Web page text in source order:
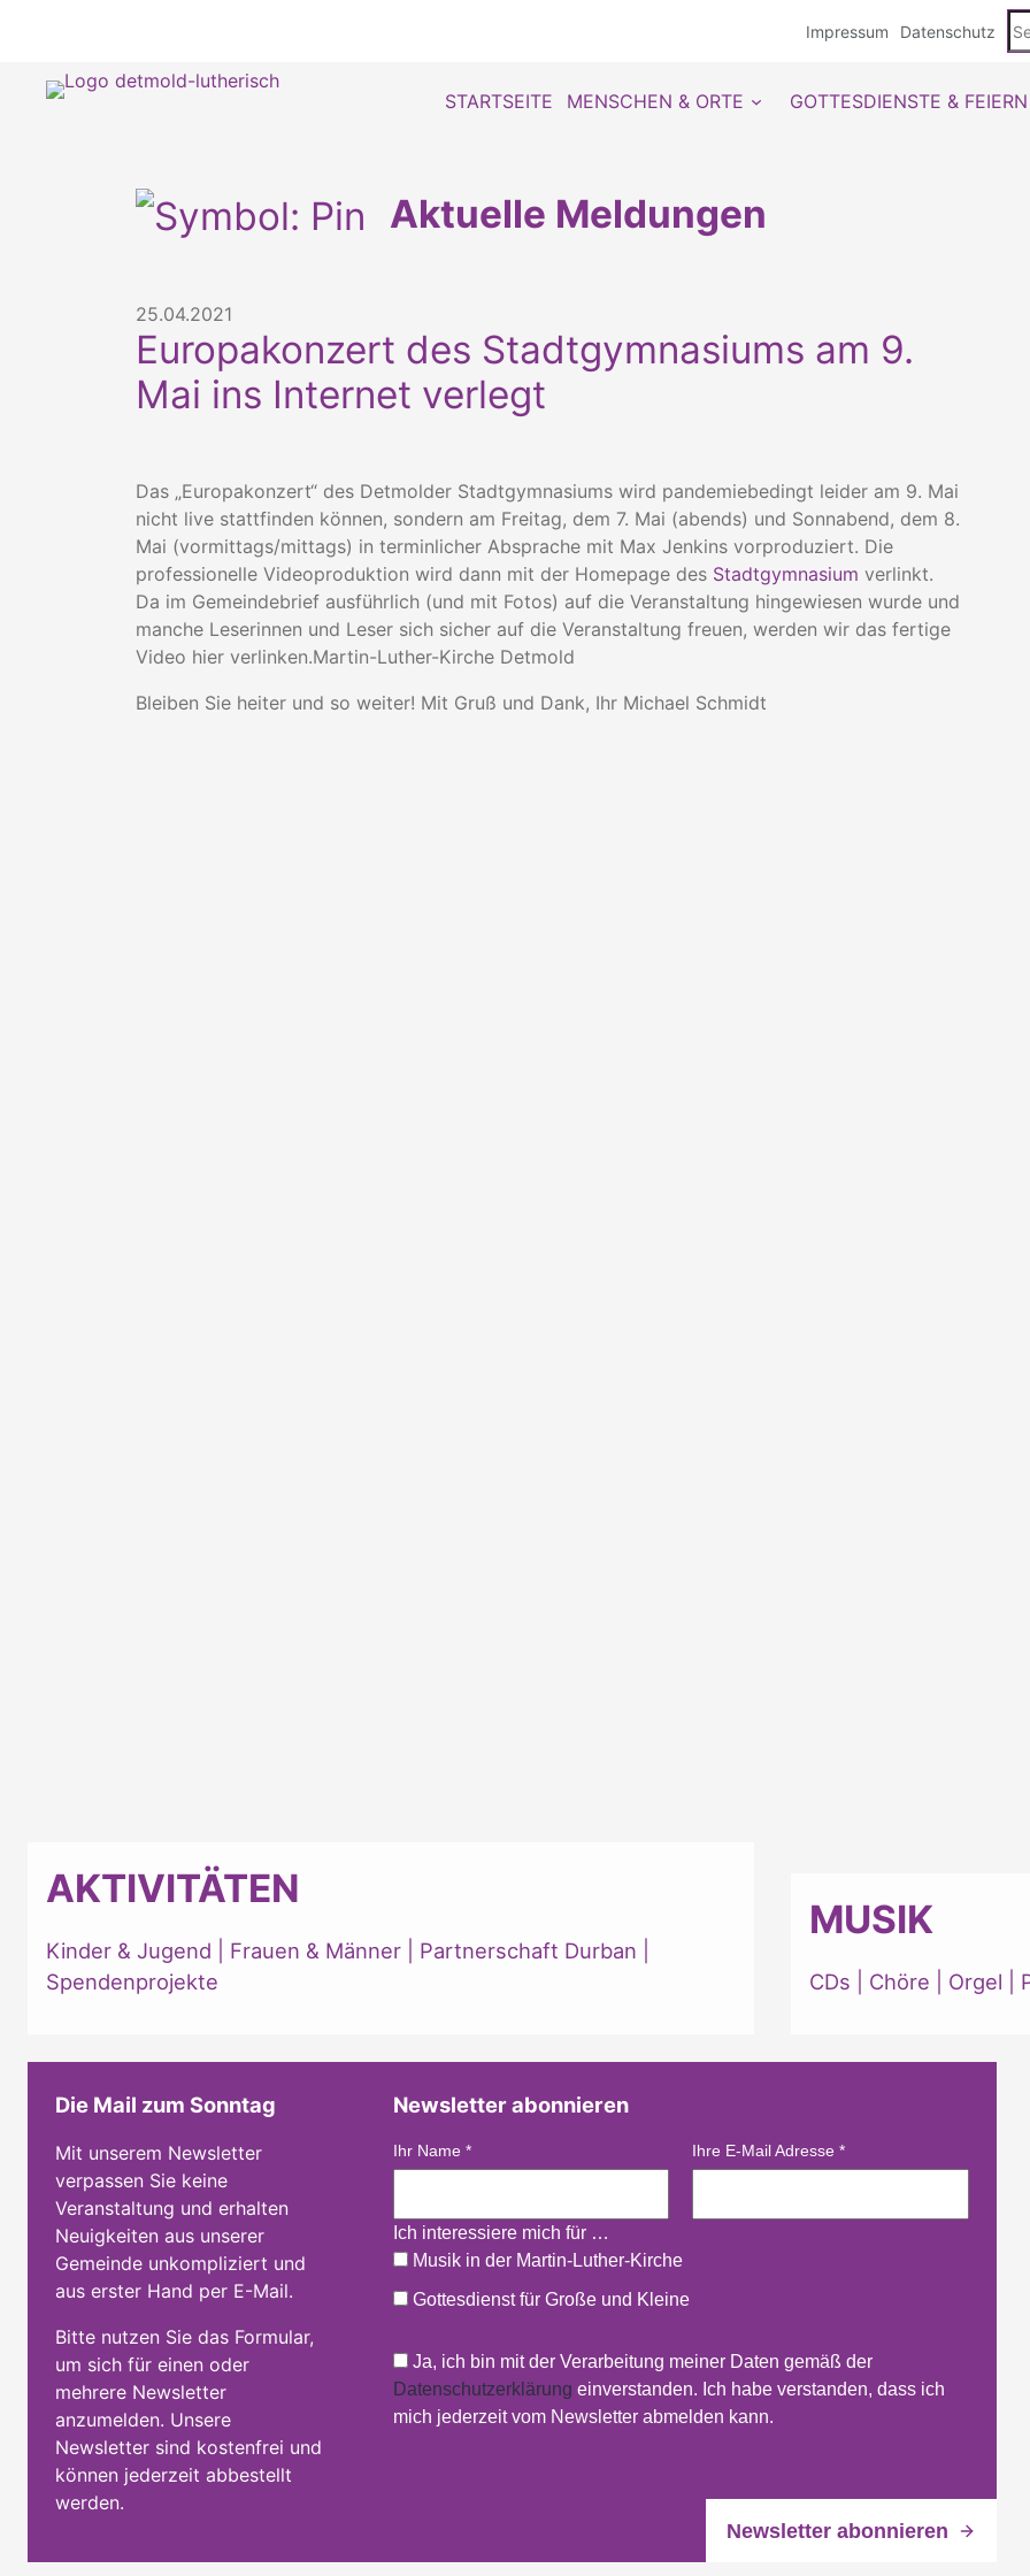
Impressum Datenschutz
STARTSEITE MENSCHEN & ORTE GOTTESDIENSTE & FEIERN
Aktuelle Meldungen
25.04.2021
Europakonzert des Stadtgymnasiums am 9.
Mai ins Internet verlegt
Das „Europakonzert“ des Detmolder Stadtgymnasiums wird pandemiebedingt leider am 9. Mai
nicht live stattfinden können, sondern am Freitag, dem 7. Mai (abends) und Sonnabend, dem 8.
Mai (vormittags/mittags) in terminlicher Absprache mit Max Jenkins vorproduziert. Die
professionelle Videoproduktion wird dann mit der Homepage des Stadtgymnasium verlinkt.
Da im Gemeindebrief ausführlich (und mit Fotos) auf die Veranstaltung hingewiesen wurde und
manche Leserinnen und Leser sich sicher auf die Veranstaltung freuen, werden wir das fertige
Video hier verlinken.Martin-Luther-Kirche Detmold
Bleiben Sie heiter und so weiter! Mit Gruß und Dank, Ihr Michael Schmidt
AKTIVITÄTEN
Kinder & Jugend Frauen & Männer Partnerschaft Durban
Spendenprojekte
MUSIK
CDs Chöre Orgel
Die Mail zum Sonntag
Mit unserem Newsletter
verpassen Sie keine
Veranstaltung und erhalten
Neuigkeiten aus unserer
Gemeinde unkompliziert und
aus erster Hand per E-Mail.
Bitte nutzen Sie das Formular,
um sich für einen oder
mehrere Newsletter
anzumelden. Unsere
Newsletter sind kostenfrei und
können jederzeit abbestellt
werden.
Newsletter abonnieren
Ihr Name* Ihre E-Mail Adresse*
Ich interessiere mich für …
Musik in der Martin-Luther-Kirche
Gottesdienst für Große und Kleine
Ja, ich bin mit der Verarbeitung meiner Daten gemäß der
Datenschutzerklärung einverstanden. Ich habe verstanden, dass ich
mich jederzeit vom Newsletter abmelden kann.